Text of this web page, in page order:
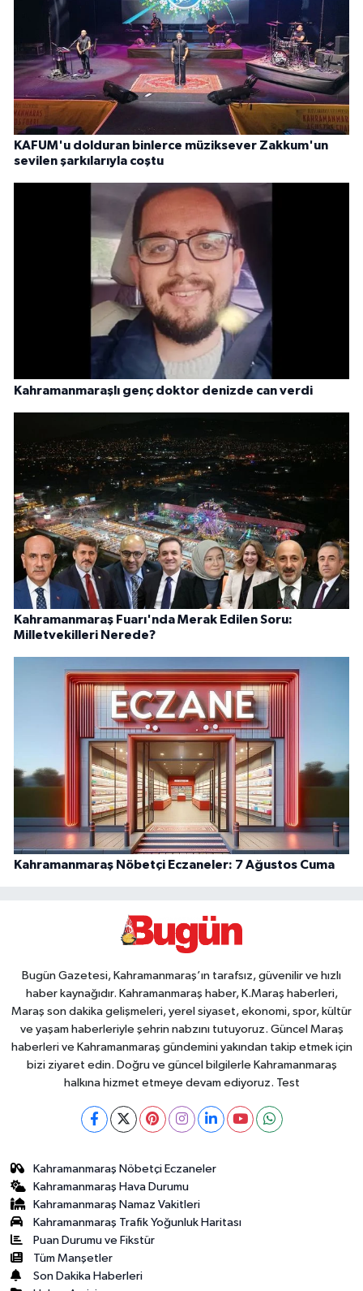
KAFUM'u dolduran binlerce müziksever Zakkum'un
sevilen şarkılarıyla coştu
Kahramanmaraşlı genç doktor denizde can verdi
Kahramanmaraş Fuarı'nda Merak Edilen Soru:
Milletvekilleri Nerede?
Kahramanmaraş Nöbetçi Eczaneler: 7 Ağustos Cuma
Bugün Gazetesi, Kahramanmaraş’ın tarafsız, güvenilir ve hızlı
haber kaynağıdır. Kahramanmaraş haber, K.Maraş haberleri,
Maraş son dakika gelişmeleri, yerel siyaset, ekonomi, spor, kültür
ve yaşam haberleriyle şehrin nabzını tutuyoruz. Güncel Maraş
haberleri ve Kahramanmaraş gündemini yakından takip etmek için
bizi ziyaret edin. Doğru ve güncel bilgilerle Kahramanmaraş
halkına hizmet etmeye devam ediyoruz. Test
Kahramanmaraş Nöbetçi Eczaneler
Kahramanmaraş Hava Durumu
Kahramanmaraş Namaz Vakitleri
Kahramanmaraş Trafik Yoğunluk Haritası
Puan Durumu ve Fikstür
Tüm Manşetler
Son Dakika Haberleri